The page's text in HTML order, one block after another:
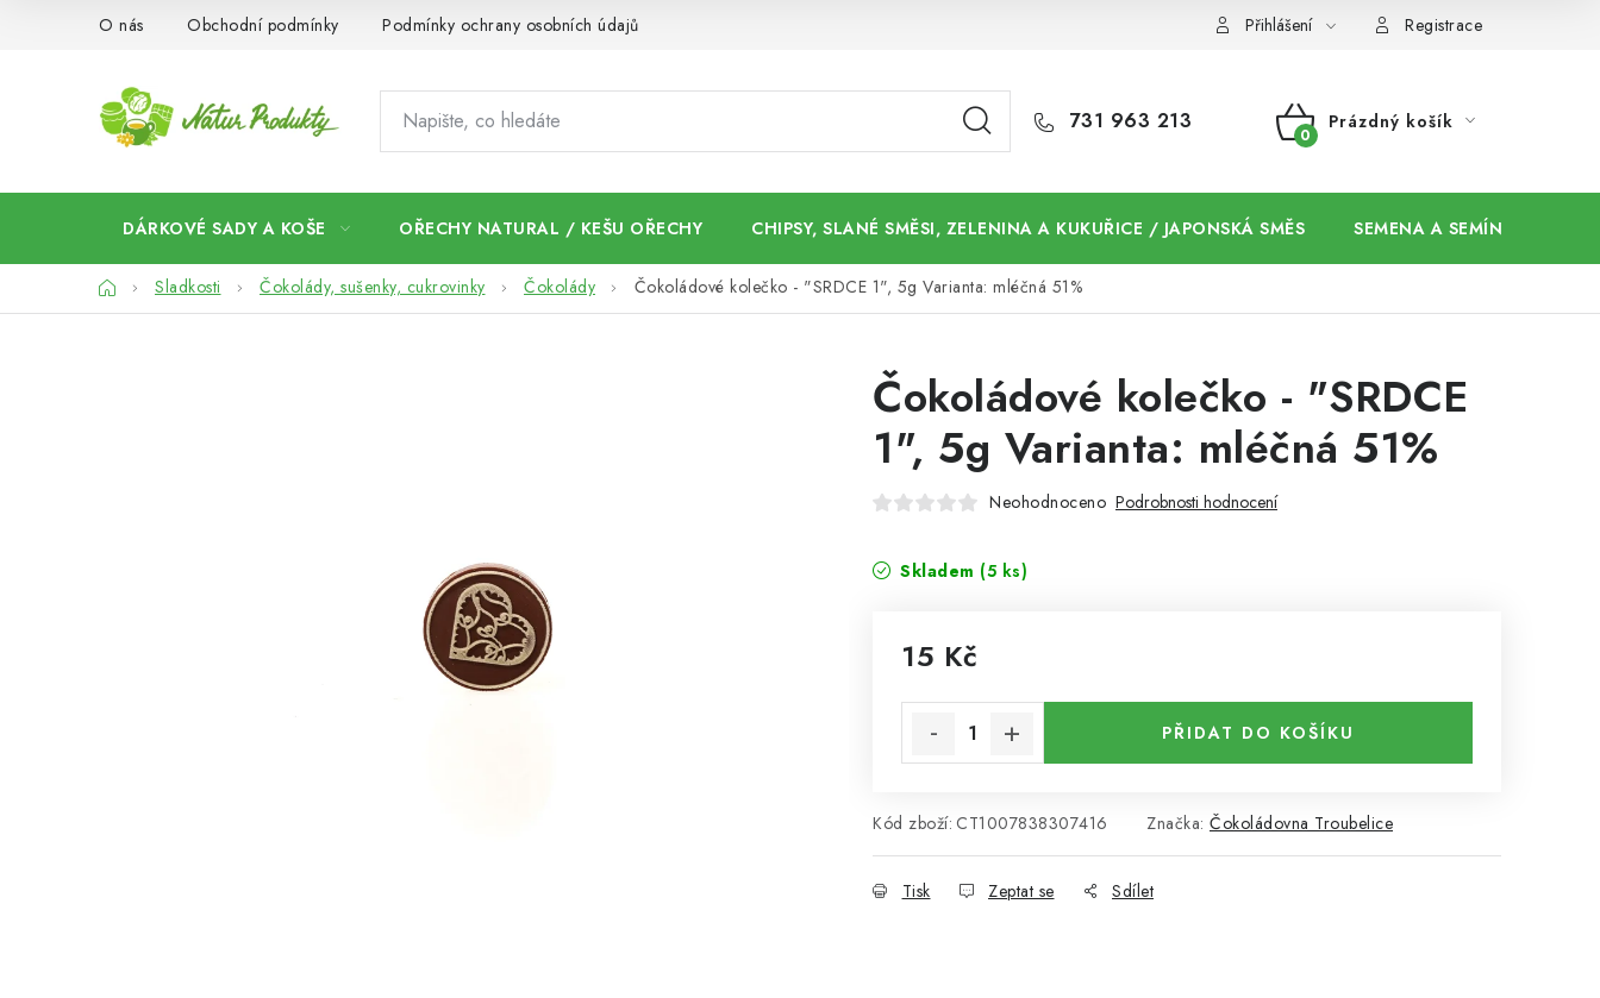
O nás Obchodní podmínky Podmínky ochrany osobních údajů Přihlášení Registrace
731 963 213
NÁKUPNÍ
Prázdný košík
DÁRKOVÉ SADY A KOŠE OŘECHY NATURAL / KEŠU OŘECHY CHIPSY, SLANÉ SMĚSI, ZELENINA A KUKUŘICE / JAPONSKÁ SMĚS SEMENA A SEMÍNKA / CHIA
DomůSladkosti Čokolády, sušenky, cukrovinky Čokolády Čokoládové kolečko - "SRDCE 1", 5g Varianta: mléčná 51%
Čokoládové kolečko - "SRDCE
1", 5g Varianta: mléčná 51%
Neohodnoceno Podrobnosti hodnocení
Skladem (5 ks)
15 Kč
PŘIDAT DO KOŠÍKU
Kód zboží: CT1007838307416 Značka: Čokoládovna Troubelice
Tisk Zeptat se Sdílet